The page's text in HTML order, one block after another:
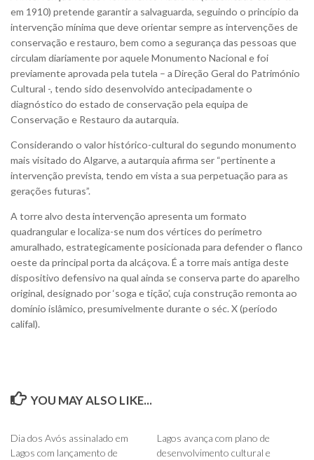
em 1910) pretende garantir a salvaguarda, seguindo o princípio da
intervenção mínima que deve orientar sempre as intervenções de
conservação e restauro, bem como a segurança das pessoas que
circulam diariamente por aquele Monumento Nacional e foi
previamente aprovada pela tutela – a Direção Geral do Património
Cultural -, tendo sido desenvolvido antecipadamente o
diagnóstico do estado de conservação pela equipa de
Conservação e Restauro da autarquia.
Considerando o valor histórico-cultural do segundo monumento
mais visitado do Algarve, a autarquia afirma ser “pertinente a
intervenção prevista, tendo em vista a sua perpetuação para as
gerações futuras”.
A torre alvo desta intervenção apresenta um formato
quadrangular e localiza-se num dos vértices do perímetro
amuralhado, estrategicamente posicionada para defender o flanco
oeste da principal porta da alcáçova. É a torre mais antiga deste
dispositivo defensivo na qual ainda se conserva parte do aparelho
original, designado por ‘soga e tição’, cuja construção remonta ao
domínio islâmico, presumivelmente durante o séc. X (período
califal).
YOU MAY ALSO LIKE...
Dia dos Avós assinalado em
Lagos com lançamento de
Lagos avança com plano de
desenvolvimento cultural e